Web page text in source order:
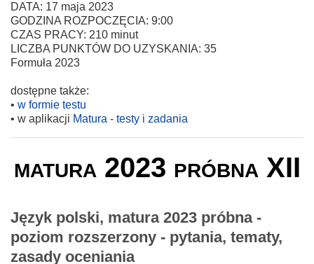
DATA: 17 maja 2023
GODZINA ROZPOCZĘCIA: 9:00
CZAS PRACY: 210 minut
LICZBA PUNKTÓW DO UZYSKANIA: 35
Formuła 2023
dostępne także:
• w formie testu
• w aplikacji Matura - testy i zadania
matura 2023 próbna XII
Język polski, matura 2023 próbna -
poziom rozszerzony - pytania, tematy,
zasady oceniania